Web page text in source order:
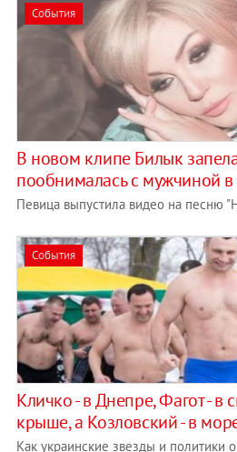
События
В новом клипе Билык
пообнималась с мужчиной в
Певица выпустила видео на песню
События
Кличко - в Днепре, Фагот - в
крыше, а Козловский - в
Как украинские звезды и политики